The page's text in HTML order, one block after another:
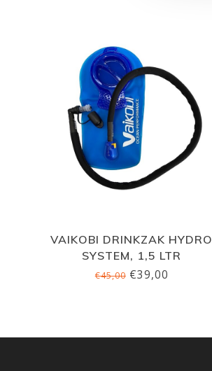
VAIKOBI DRINKZAK HYDRO
SYSTEM, 1,5 LTR
€45,00€39,00